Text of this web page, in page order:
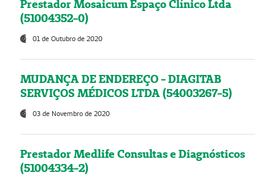
Prestador Mosaicum Espaço Clínico Ltda
(51004352-0)
01 de Outubro de 2020
MUDANÇA DE ENDEREÇO - DIAGITAB
SERVIÇOS MÉDICOS LTDA (54003267-5)
03 de Novembro de 2020
Prestador Medlife Consultas e Diagnósticos
(51004334-2)